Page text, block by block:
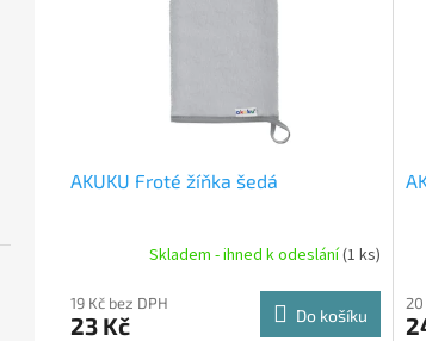
AKUKU Froté žíňka šedá
Skladem - ihned k odeslání(1 ks)
19 Kč bez DPH
23 Kč Do košíku